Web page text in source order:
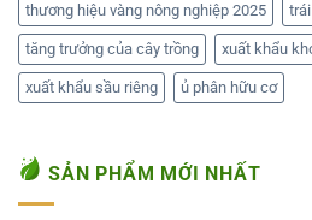
thương hiệu vàng nông nghiệp 2025
tăng trưởng của cây trồng xuất khẩu
xuất khẩu sầu riêng ủ phân hữu cơ
SẢN PHẨM MỚI NHẤT